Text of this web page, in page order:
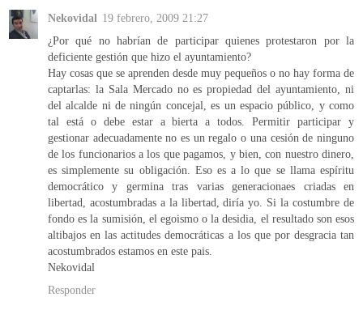
Nekovidal 19 febrero, 2009 21:27
¿Por qué no habrían de participar quienes protestaron por la
deficiente gestión que hizo el ayuntamiento?
Hay cosas que se aprenden desde muy pequeños o no hay forma de
captarlas: la Sala Mercado no es propiedad del ayuntamiento, ni
del alcalde ni de ningún concejal, es un espacio público, y como
tal está o debe estar a bierta a todos. Permitir participar y
gestionar adecuadamente no es un regalo o una cesión de ninguno
de los funcionarios a los que pagamos, y bien, con nuestro dinero,
es simplemente su obligación. Eso es a lo que se llama espíritu
democrático y germina tras varias generacionaes criadas en
libertad, acostumbradas a la libertad, diría yo. Si la costumbre de
fondo es la sumisión, el egoismo o la desidia, el resultado son esos
altibajos en las actitudes democráticas a los que por desgracia tan
acostumbrados estamos en este pais.
Nekovidal
Responder